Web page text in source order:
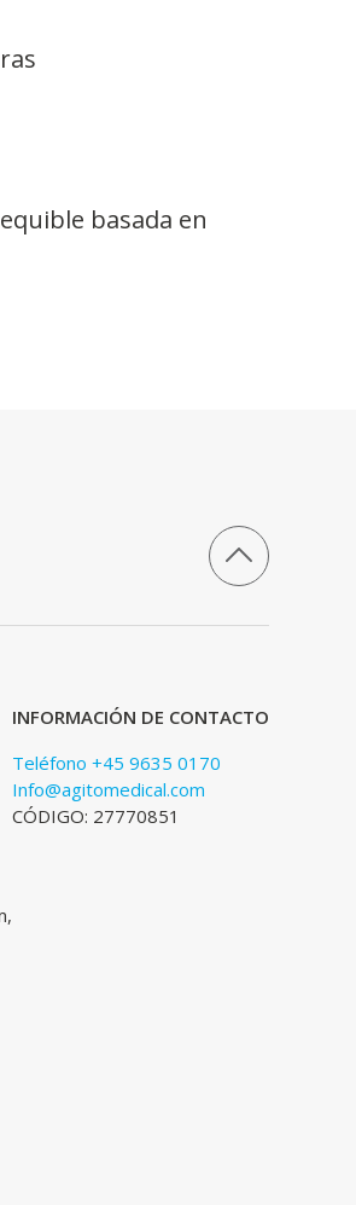
basada en
INFORMACIÓN DE CONTACTO
Teléfono +45 9635 0170
Info@agitomedical.com
CÓDIGO: 27770851